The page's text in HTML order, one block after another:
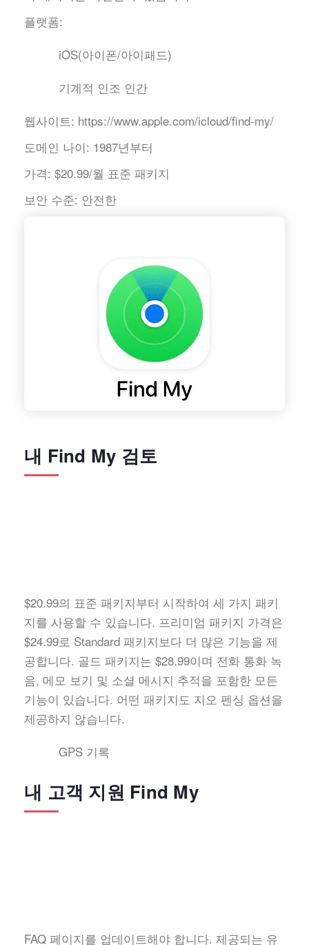
플랫폼:
iOS(아이폰/아이패드)
기계적 인조 인간
웹사이트: https://www.apple.com/icloud/find-my/
도메인 나이: 1987년부터
가격: $20.99/월 표준 패키지
보안 수준: 안전한
내 Find My 검토
$20.99의 표준 패키지부터 시작하여 세 가지 패키
지를 사용할 수 있습니다. 프리미엄 패키지 가격은
$24.99로 Standard 패키지보다 더 많은 기능을 제
공합니다. 골드 패키지는 $28.99이며 전화 통화 녹
음, 메모 보기 및 소셜 메시지 추적을 포함한 모든
기능이 있습니다. 어떤 패키지도 지오 펜싱 옵션을
제공하지 않습니다.
GPS 기록
내 고객 지원 Find My
FAQ 페이지를 업데이트해야 합니다. 제공되는 유